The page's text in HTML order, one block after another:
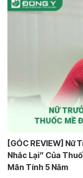
[GÓC REVIEW] Nữ
Nhắc Lại” Của
Mãn Tính 5 Năm